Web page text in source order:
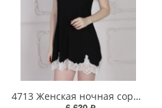
4713 Женская ночная сорочка